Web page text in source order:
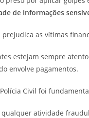
de informações
as vítimas
estejam sempre
envolve pagamentos.
Civil foi
qualquer atividade